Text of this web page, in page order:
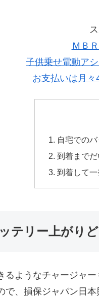
ＭＢ
子供乗せ電動ア
お支払いは月々
自宅での
到着まで
到着して一
テリー上がり
るようなチャージャ
で、損保ジャパン日本